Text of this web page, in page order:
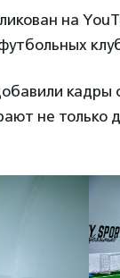
на
кадры
не только